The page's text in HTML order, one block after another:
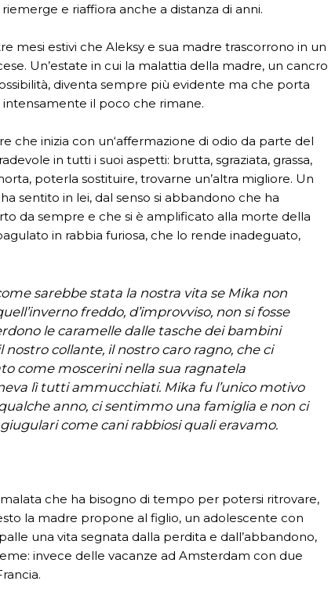
e riaffiora anche a distanza di anni.
mesi estivi che Aleksy e sua madre trascorrono in un
Un’estate in cui la malattia della madre, un cancro
diventa sempre più evidente ma che porta
il poco che rimane.
che inizia con un‘affermazione di odio da parte del
in tutti i suoi aspetti: brutta, sgraziata, grassa,
poterla sostituire, trovarne un’altra migliore. Un
sentito in lei, dal senso si abbandono che ha
da sempre e che si è amplificato alla morte della
in rabbia furiosa, che lo rende inadeguato,
sarebbe stata la nostra vita se Mika non
freddo, d’improvviso, non si fosse
le caramelle dalle tasche dei bambini
nostro collante, il nostro caro ragno, che ci
come moscerini nella sua ragnatela
lì tutti ammucchiati. Mika fu l’unico motivo
anno, ci sentimmo una famiglia e non ci
come cani rabbiosi quali eravamo.
che ha bisogno di tempo per potersi ritrovare,
la madre propone al figlio, un adolescente con
una vita segnata dalla perdita e dall’abbandono,
invece delle vacanze ad Amsterdam con due